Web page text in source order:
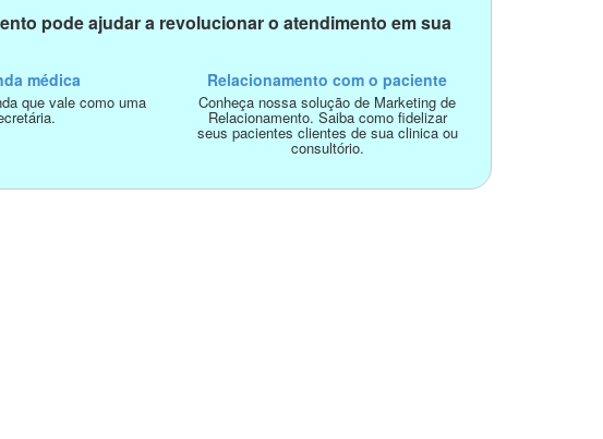
pode ajudar a revolucionar o atendimento em sua
médica
que vale como uma
Relacionamento com o paciente
Conheça nossa solução de Marketing de
Relacionamento. Saiba como fidelizar
seus pacientes clientes de sua clinica ou
consultório.